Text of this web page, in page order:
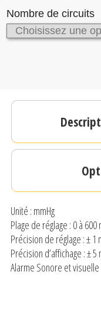
Nombre de circuits
Unité : mmHg
Plage de réglage : 0 à 600
Précision de réglage : ± 1
Précision d’affichage : ± 5
Alarme Sonore et visuelle